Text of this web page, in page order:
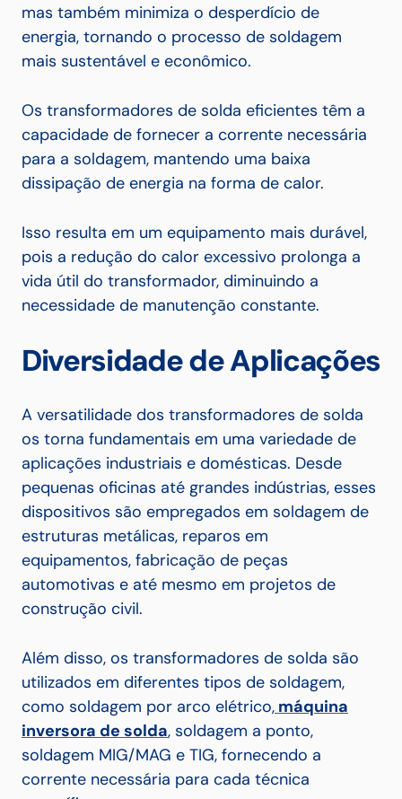
mas também minimiza o desperdício de
energia, tornando o processo de soldagem
mais sustentável e econômico.
Os transformadores de solda eficientes têm a
capacidade de fornecer a corrente necessária
para a soldagem, mantendo uma baixa
dissipação de energia na forma de calor.
Isso resulta em um equipamento mais durável,
pois a redução do calor excessivo prolonga a
vida útil do transformador, diminuindo a
necessidade de manutenção constante.
Diversidade de Aplicações
A versatilidade dos transformadores de solda
os torna fundamentais em uma variedade de
aplicações industriais e domésticas. Desde
pequenas oficinas até grandes indústrias, esses
dispositivos são empregados em soldagem de
estruturas metálicas, reparos em
equipamentos, fabricação de peças
automotivas e até mesmo em projetos de
construção civil.
Além disso, os transformadores de solda são
utilizados em diferentes tipos de soldagem,
como soldagem por arco elétrico, máquina
inversora de solda, soldagem a ponto,
soldagem MIG/MAG e TIG, fornecendo a
corrente necessária para cada técnica